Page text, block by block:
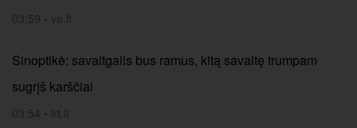
03:59 • ve.lt
Sinoptikė: savaitgalis bus ramus, kitą savaitę trumpam
sugrįš karščiai
03:54 • lrt.lt